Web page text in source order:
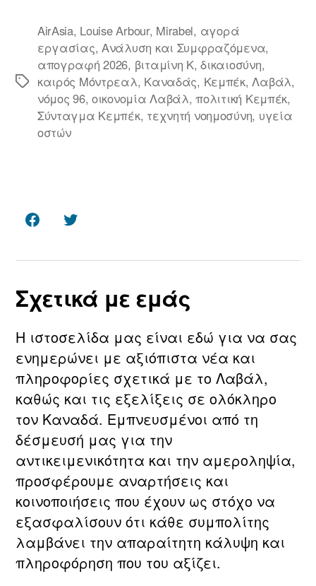
Ετικέτες
AirAsia, Louise Arbour, Mirabel, αγορά
εργασίας,Ανάλυση και Συμφραζόμενα,
απογραφή 2026, βιταμίνη Κ,δικαιοσύνη,
καιρός Μόντρεαλ, Καναδάς, Κεμπέκ,Λαβάλ,
νόμος 96,οικονομία Λαβάλ,πολιτική Κεμπέκ,
Σύνταγμα Κεμπέκ, τεχνητή νοημοσύνη, υγεία
οστών
FacebookTwitter
Σχετικά με εμάς
Η ιστοσελίδα μας είναι εδώ για να σας
ενημερώνει με αξιόπιστα νέα και
πληροφορίες σχετικά με τo Λαβάλ,
καθώς και τις εξελίξεις σε ολόκληρο
τον Καναδά. Εμπνευσμένοι από τη
δέσμευσή μας για την
αντικειμενικότητα και την αμεροληψία,
προσφέρουμε αναρτήσεις και
κοινοποιήσεις που έχουν ως στόχο να
εξασφαλίσουν ότι κάθε συμπολίτης
λαμβάνει την απαραίτητη κάλυψη και
πληροφόρηση που του αξίζει.